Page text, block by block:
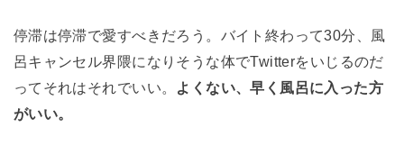
停滞は停滞で愛すべきだろう。バイト終わって30分、
風
呂キャンセル界隈になりそうな体でTwitterをいじるのだ
って それはそれでいい。 よくない、早く風呂に入った方
がいい。